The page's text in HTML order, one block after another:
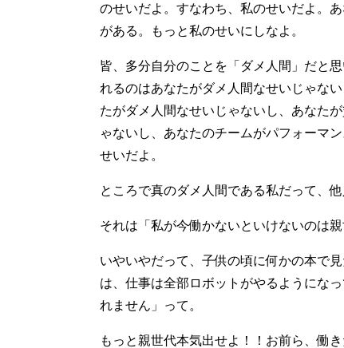
のせいだよ。すなわち、私のせいだよ。
がある。もっと私のせいにしなよ。
皆、多分自分のことを「ダメ人間」だと
れるのはあなたがダメ人間なせいじゃな
たがダメ人間なせいじゃないし、あなた
ゃないし、あなたのチームがパフォーマ
せいだよ。
ところで真のダメ人間である私だって、
それは「私が今働かないといけないのは
いやいやだって、子供の頃に何かの本で
は、仕事は全部ロボットがやるようにな
れません」って。
もっと親世代本気出せよ！！お前ら、働